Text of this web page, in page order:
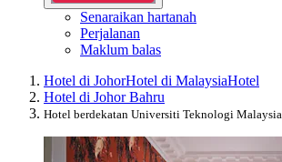
Senaraikan hartanah
Perjalanan
Maklum balas
Hotel di JohorHotel di MalaysiaHotel
Hotel di Johor Bahru
Hotel berdekatan Universiti Teknologi Malaysia